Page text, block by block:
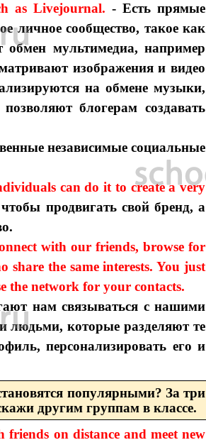
as Livejournal.- Есть прямые
личное сообщество, такое как
мультимедиа, например
изображения и видео
на обмене музыки,
блогерам создавать
независимые социальные
can do it to create a very
продвигать свой бренд, а
with our friends, browse for
share the same interests. You just
the network for your contacts.
нам связываться с нашими
людьми, которые разделяют те
персонализировать его и
популярными? За три
другим группам в классе.
on distance and meet new